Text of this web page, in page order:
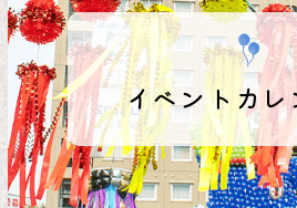
イベントカ